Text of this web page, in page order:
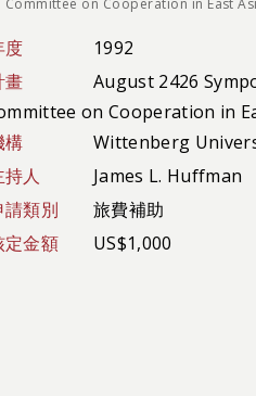
Committee on Cooperation in East
度
1992
畫
August 2426
on Cooperation in
構
Wittenberg
持人
James L. Huffman
請類別
旅費補助
定金額
US$1,000